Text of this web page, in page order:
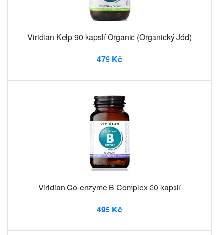
Viridian Kelp 90 kapslí Organic (Organický Jód)
479 Kč
Viridian Co-enzyme B Complex 30 kapslí
495 Kč